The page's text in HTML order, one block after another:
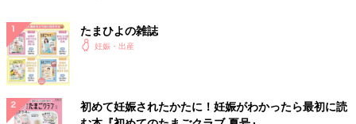
たまひよの雑誌
妊娠・出産
初めて妊娠されたかたに！妊娠がわかったら最初に読